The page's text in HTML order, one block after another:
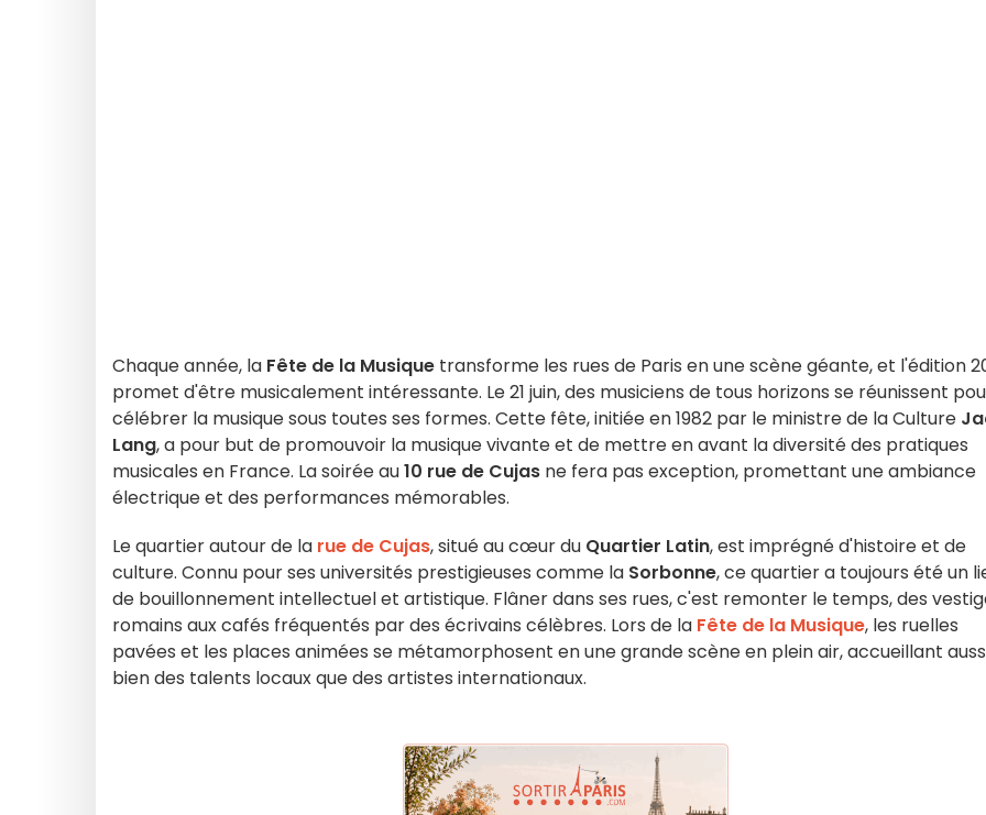
Chaque année, la Fête de la Musique transforme les rues de Paris en une scène géante, et l'édition
promet d'être musicalement intéressante. Le 21 juin, des musiciens de tous horizons se réunissent
célébrer la musique sous toutes ses formes. Cette fête, initiée en 1982 par le ministre de la Culture
Lang, a pour but de promouvoir la musique vivante et de mettre en avant la diversité des pratiques
musicales en France. La soirée au10 rue de Cujas ne fera pas exception, promettant une ambiance
électrique et des performances mémorables.
Le quartier autour de la rue de Cujas, situé au cœur du Quartier Latin, est imprégné d'histoire et de
culture. Connu pour ses universités prestigieuses comme la Sorbonne, ce quartier a toujours été un
de bouillonnement intellectuel et artistique. Flâner dans ses rues, c'est remonter le temps, des
romains aux cafés fréquentés par des écrivains célèbres. Lors de la Fête de la Musique, les ruelles
pavées et les places animées se métamorphosent en une grande scène en plein air, accueillant
bien des talents locaux que des artistes internationaux.